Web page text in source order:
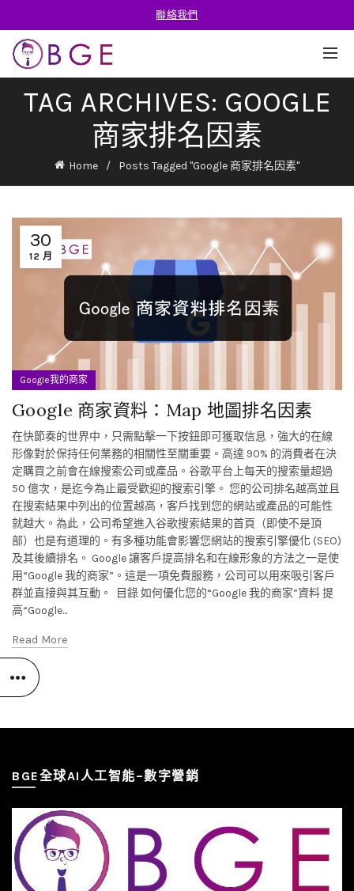
聯絡我們
TAG ARCHIVES: GOOGLE
商家排名因素
Home Posts Tagged "Google 商家排名因素"
30
12 月
Google我的商家
Google 商家資料：Map 地圖排名因素
在快節奏的世界中，只需點擊一下按鈕即可獲取信息，強大的在線
形像對於保持任何業務的相關性至關重要。高達 90% 的消費者在決
定購買之前會在線搜索公司或產品。谷歌平台上每天的搜索量超過
50 億次，是迄今為止最受歡迎的搜索引擎。 您的公司排名越高並且
在搜索結果中列出的位置越高，客戶找到您的網站或產品的可能性
就越大。為此，公司希望進入谷歌搜索結果的首頁（即使不是頂
部）也是有道理的。有多種功能會影響您網站的搜索引擎優化 (SEO)
及其後續排名。 Google 讓客戶提高排名和在線形象的方法之一是使
用“Google 我的商家”。這是一項免費服務，公司可以用來吸引客戶
群並直接與其互動。 目錄 如何優化您的“Google 我的商家”資料 提
高“Google...
Read More
BGE全球AI人工智能–數字營銷